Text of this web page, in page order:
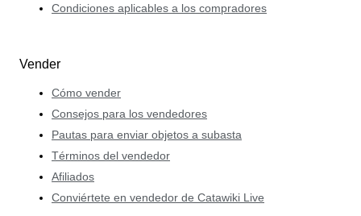
Condiciones aplicables a los compradores
Vender
Cómo vender
Consejos para los vendedores
Pautas para enviar objetos a subasta
Términos del vendedor
Afiliados
Conviértete en vendedor de Catawiki Live